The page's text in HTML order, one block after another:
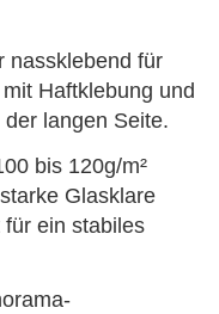
nassklebend für
Haftklebung und
langen Seite.
bis 120g/m²
Glasklare
ein stabiles